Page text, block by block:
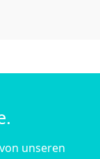
unseren